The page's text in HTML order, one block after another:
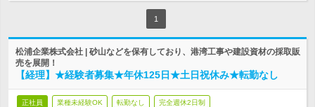
1
松浦企業株式会社 | 砂山などを保有しており、港湾工事や建設資材の採取販
売を展開！
【経理】★経験者募集★年休125日★土日祝休み★転勤なし
正社員 業種未経験OK 転勤なし 完全週休2日制